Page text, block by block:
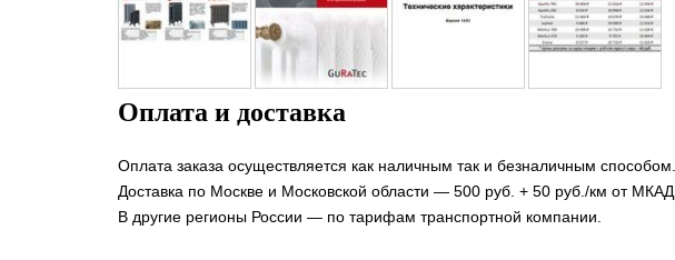
Оплата и доставка
Оплата заказа осуществляется как наличным так и безналичным способом.
Доставка по Москве и Московской области — 500 руб. + 50 руб./км от МКАД.
В другие регионы России — по тарифам транспортной компании.